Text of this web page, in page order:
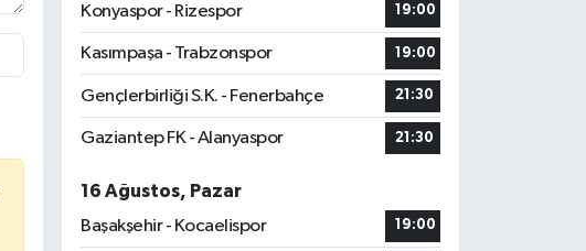
Konyaspor - Rizespor
19:00
Kasımpaşa - Trabzonspor 19:00
Gençlerbirliği S.K. - Fenerbahçe 21:30
Gaziantep FK - Alanyaspor 21:30
16 Ağustos, Pazar
Başakşehir - Kocaelispor
19:00